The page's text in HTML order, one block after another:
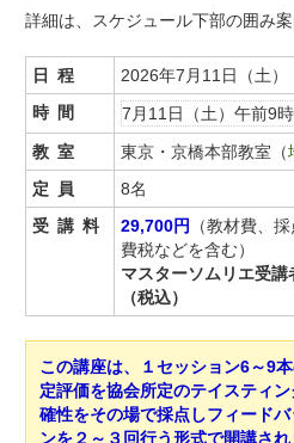
詳細は、スケジュール下部の囲み
日程 2026年7月11日（土）
時間
7月11日（土）午前9
教室
東京・京橋本部教室（
定員
8名
受講料
29,700円
（教材費、
費税などを含む）
マスターソムリエ受
（税込）
この講座は、１セッション6～9
定評価を協会所定のテイスティ
確性をその場で採点しフィード
ンを２～３回行う形式で開講され